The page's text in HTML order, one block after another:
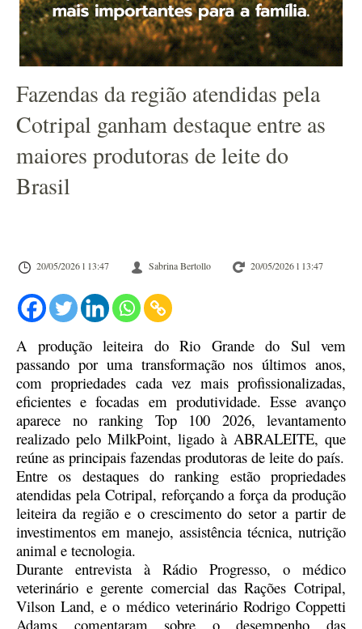
Fazendas da região atendidas pela
Cotripal ganham destaque entre as
maiores produtoras de leite do
Brasil
20/05/2026 l 13:47 Sabrina Bertollo 20/05/2026 l 13:47
A produção leiteira do Rio Grande do Sul vem
passando por uma transformação nos últimos anos,
com propriedades cada vez mais profissionalizadas,
eficientes e focadas em produtividade. Esse avanço
aparece no ranking Top 100 2026, levantamento
realizado pelo MilkPoint, ligado à ABRALEITE, que
reúne as principais fazendas produtoras de leite do país.
Entre os destaques do ranking estão propriedades
atendidas pela Cotripal, reforçando a força da produção
leiteira da região e o crescimento do setor a partir de
investimentos em manejo, assistência técnica, nutrição
animal e tecnologia.
Durante entrevista à Rádio Progresso, o médico
veterinário e gerente comercial das Rações Cotripal,
Vilson Land, e o médico veterinário Rodrigo Coppetti
Adams comentaram sobre o desempenho das